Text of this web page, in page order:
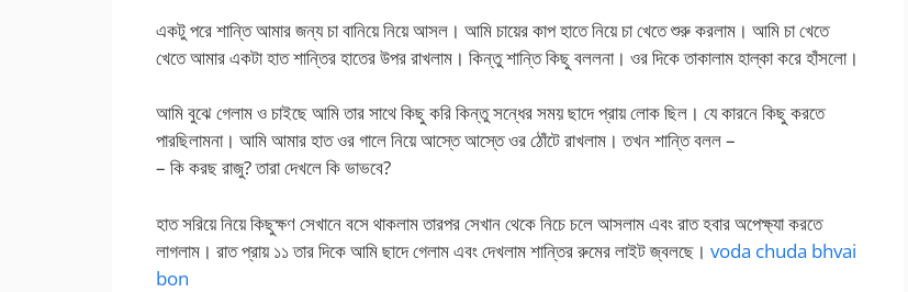
একটু পরে শান্তি আমার জন্য চা বানিয়ে নিয়ে আসল। আমি চায়ের কাপ হাতে নিয়ে চা খেতে শুরু করলাম। আমি চা খেতে
খেতে আমার একটা হাত শান্তির হাতের উপর রাখলাম। কিন্তু শান্তি কিছু বললনা। ওর দিকে তাকালাম হাল্কা করে হাঁসলো।
আমি বুঝে গেলাম ও চাইছে আমি তার সাথে কিছু করি কিন্তু সন্ধের সময় ছাদে প্রায় লোক ছিল। যে কারনে কিছু করতে
পারছিলামনা। আমি আমার হাত ওর গালে নিয়ে আস্তে আস্তে ওর ঠোঁটে রাখলাম। তখন শান্তি বলল –
– কি করছ রাজু? তারা দেখলে কি ভাভবে?
হাত সরিয়ে নিয়ে কিছুক্ষণ সেখানে বসে থাকলাম তারপর সেখান থেকে নিচে চলে আসলাম এবং রাত হবার অপেক্ষ্যা করতে
লাগলাম। রাত প্রায় ১১ তার দিকে আমি ছাদে গেলাম এবং দেখলাম শান্তির রুমের লাইট জ্বলছে। voda chuda bhvai
bon